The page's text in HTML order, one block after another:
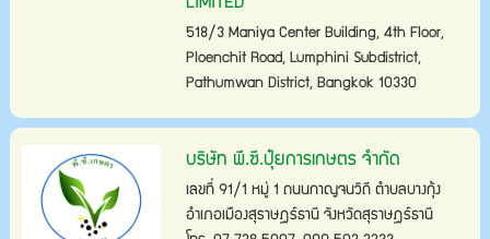
LIMITED
518/3 Maniya Center Building, 4th Floor,
Ploenchit Road, Lumphini Subdistrict,
Pathumwan District, Bangkok 10330
บริษัท พี.ซี.ปุ๋ยการเกษตร จำกัด
เลขที่ 91/1 หมู่ 1 ถนนกาญจนวิถี ตำบลบางกุ้ง
อำเภอเมืองสุราษฎร์ธานี จังหวัดสุราษฎร์ธานี